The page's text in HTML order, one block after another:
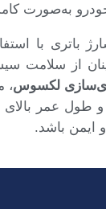
به‌صورت
باتری با
از
لکسوس،
عمر بالای
ایمن باشد.